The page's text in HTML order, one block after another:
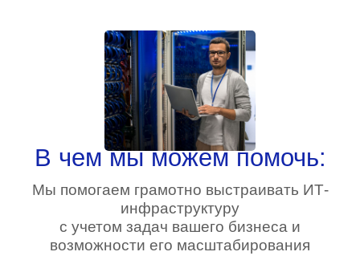
В чем мы можем помочь:
Мы помогаем грамотно выстраивать ИТ-
инфраструктуру
с учетом задач вашего бизнеса и
возможности его масштабирования